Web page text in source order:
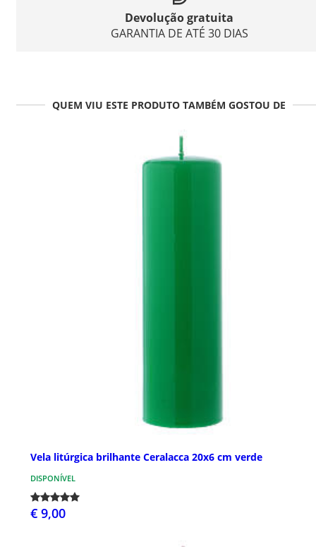
Devolução gratuita
GARANTIA DE ATÉ 30 DIAS
QUEM VIU ESTE PRODUTO TAMBÉM GOSTOU DE
Vela litúrgica brilhante Ceralacca 20x6 cm verde
DISPONÍVEL
€ 9,00